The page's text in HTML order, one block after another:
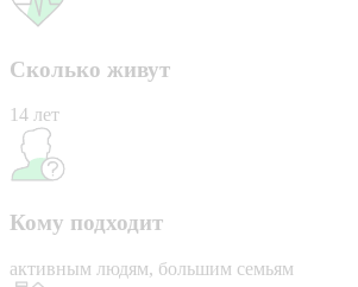
Сколько живут
14 лет
Кому подходит
активным людям, большим семьям